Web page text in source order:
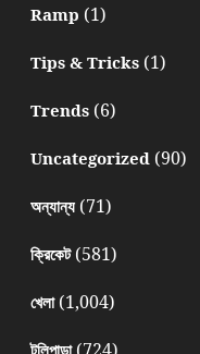
Ramp (1)
Tips & Tricks(1)
Trends(6)
Uncategorized(90)
অন্যান্য(71)
ক্রিকেট(581)
খেলা(1,004)
টলিপাড়া